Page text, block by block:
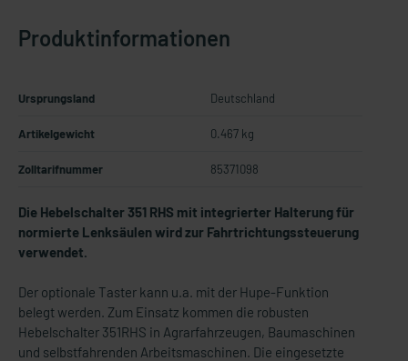
Produktinformationen
Ursprungsland Deutschland
Artikelgewicht 0.467 kg
Zolltarifnummer 85371098
Die Hebelschalter 351 RHS mit integrierter Halterung für
normierte Lenksäulen wird zur Fahrtrichtungssteuerung
verwendet.
Der optionale Taster kann u.a. mit der Hupe-Funktion
belegt werden. Zum Einsatz kommen die robusten
Hebelschalter 351RHS in Agrarfahrzeugen, Baumaschinen
und selbstfahrenden Arbeitsmaschinen. Die eingesetzte